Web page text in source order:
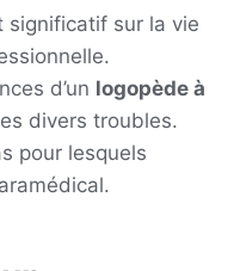
significatif sur la vie
d’un logopède à
divers troubles.
pour lesquels